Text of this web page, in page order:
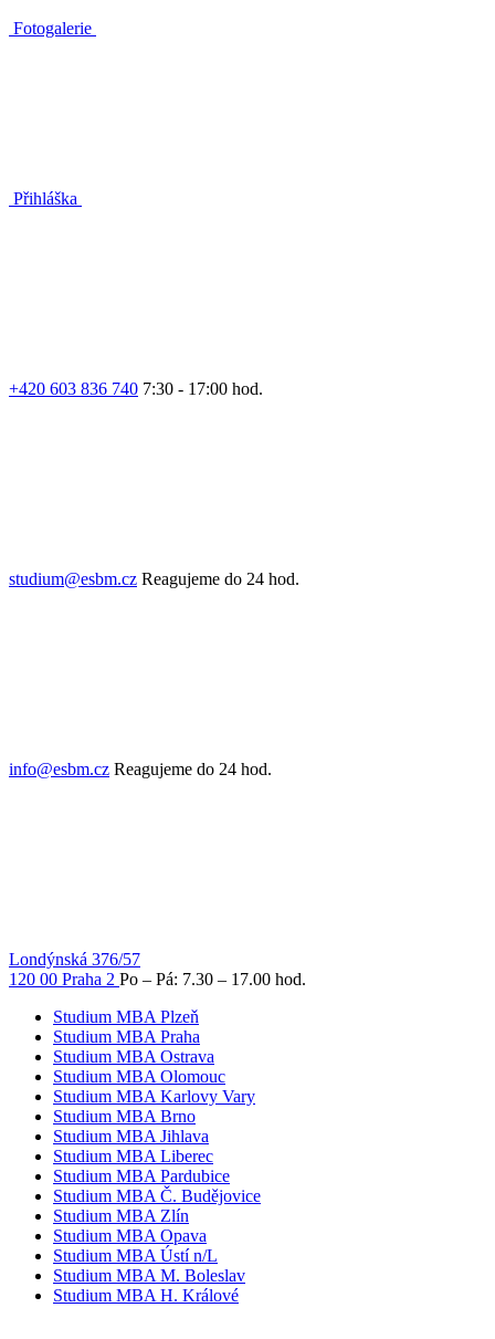
Fotogalerie
Přihláška
+420 603 836 740 7:30 - 17:00 hod.
studium@esbm.cz Reagujeme do 24 hod.
info@esbm.cz Reagujeme do 24 hod.
Londýnská 376/57
120 00 Praha 2 Po – Pá: 7.30 – 17.00 hod.
Studium MBA Plzeň
Studium MBA Praha
Studium MBA Ostrava
Studium MBA Olomouc
Studium MBA Karlovy Vary
Studium MBA Brno
Studium MBA Jihlava
Studium MBA Liberec
Studium MBA Pardubice
Studium MBA Č. Budějovice
Studium MBA Zlín
Studium MBA Opava
Studium MBA Ústí n/L
Studium MBA M. Boleslav
Studium MBA H. Králové